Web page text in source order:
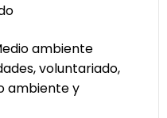
ambiente
voluntariado,
ambiente y